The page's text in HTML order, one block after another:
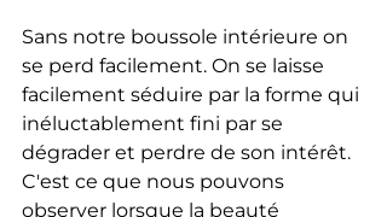
Sans notre boussole intérieure on
se perd facilement. On se laisse
facilement séduire par la forme qui
inéluctablement fini par se
dégrader et perdre de son intérêt.
C'est ce que nous pouvons
observer lorsque la beauté